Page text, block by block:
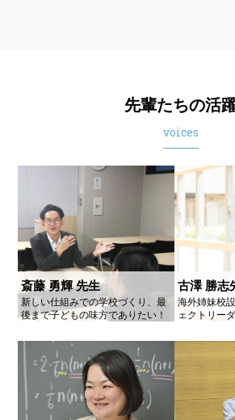
先輩たちの活
voices
斎藤 勇輝 先生
新しい仕組みでの学校づくり、最
後まで子どもの味方でありたい！
古澤 勝志
海外姉妹校
ェクトリー